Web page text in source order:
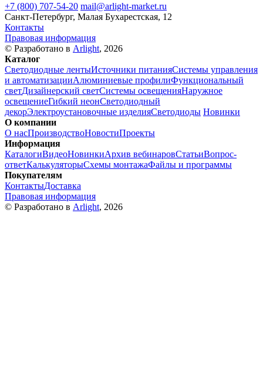
+7 (800) 707-54-20 mail@arlight-market.ru
Санкт-Петербург, Малая Бухарестская, 12
Контакты
Правовая информация
© Разработано в Arlight, 2026
Каталог
Светодиодные лентыИсточники питанияСистемы управления
и автоматизацииАлюминиевые профилиФункциональный
светДизайнерский светСистемы освещенияНаружное
освещениеГибкий неонСветодиодный
декорЭлектроустановочные изделияСветодиоды Новинки
О компании
О насПроизводствоНовостиПроекты
Информация
КаталогиВидеоНовинкиАрхив вебинаровСтатьиВопрос-
ответКалькуляторыСхемы монтажаФайлы и программы
Покупателям
КонтактыДоставка
Правовая информация
© Разработано в Arlight, 2026